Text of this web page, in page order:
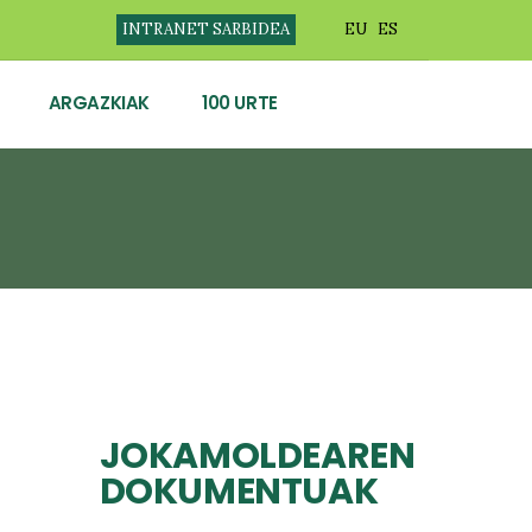
INTRANET SARBIDEA EU ES
ARGAZKIAK 100 URTE
JOKAMOLDEAREN
DOKUMENTUAK